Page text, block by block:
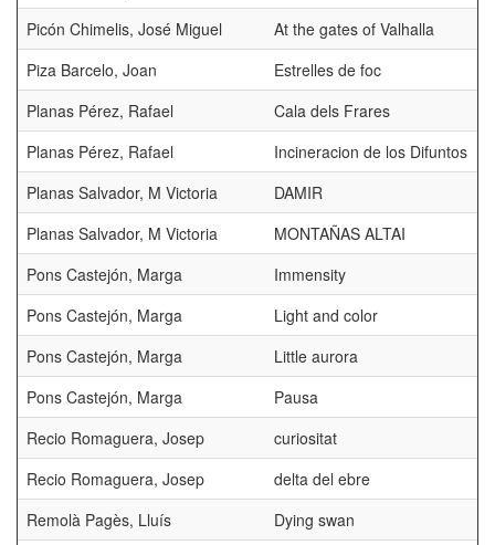
Picón Chimelis, José Miguel
At the gates of Valhalla
Piza Barcelo, Joan
Estrelles de foc
Planas Pérez, Rafael
Cala dels Frares
Planas Pérez, Rafael
Incineracion de los Difuntos
Planas Salvador, M Victoria
DAMIR
Planas Salvador, M Victoria
MONTAÑAS ALTAI
Pons Castejón, Marga
Immensity
Pons Castejón, Marga
Light and color
Pons Castejón, Marga
Little aurora
Pons Castejón, Marga
Pausa
Recio Romaguera, Josep
curiositat
Recio Romaguera, Josep
delta del ebre
Remolà Pagès, Lluís
Dying swan